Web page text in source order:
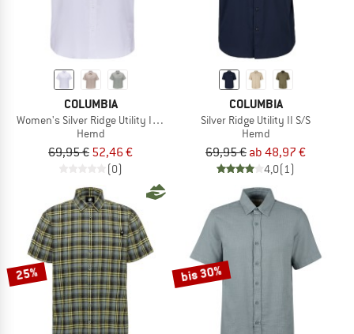
COLUMBIA
Women's Silver Ridge Utility II S/S Shirt
Hemd
69,95 € 52,46 €
(0)
COLUMBIA
Silver Ridge Utility II S/S
Hemd
69,95 € ab 48,97 €
4,0(1)
25% bis 30%